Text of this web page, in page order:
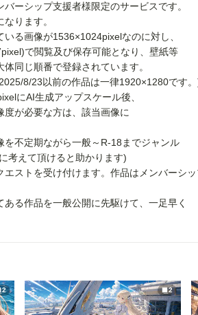
ーシップ支援者様限定のサービスです。
ります。
る画像が1536×1024pixelなのに対し、
で閲覧及び保存可能となり、壁紙等
同じ順番で登録されています。
8/23以前の作品は一律1920×1280です
にAI生成アップスケール後、
度が必要な方は、該当画像に
を不定期ながら一般～R-18までジャンル
考えて頂けると助かります)
エストを受け付けます。作品はメンバーシ
る作品を一般公開に先駆けて、一足早く
2 2